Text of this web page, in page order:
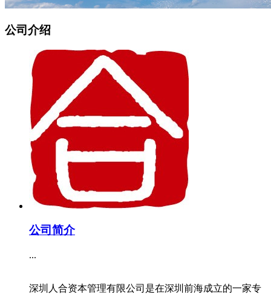
公司介绍
公司简介
...
深圳人合资本管理有限公司是在深圳前海成立的一家专